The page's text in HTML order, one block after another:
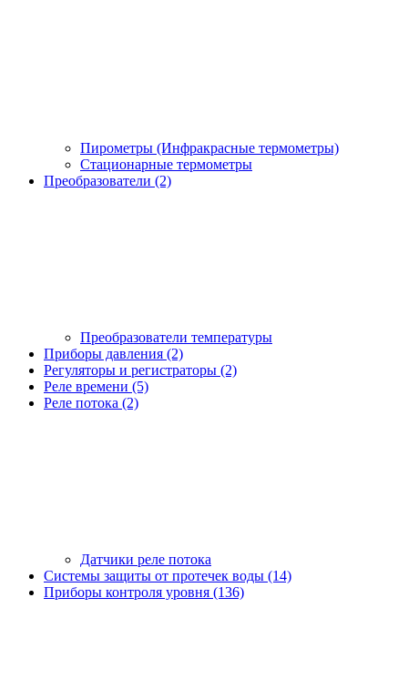
Пирометры (Инфракрасные термометры)
Стационарные термометры
Преобразователи (2)
Преобразователи температуры
Приборы давления (2)
Регуляторы и регистраторы (2)
Реле времени (5)
Реле потока (2)
Датчики реле потока
Системы защиты от протечек воды (14)
Приборы контроля уровня (136)